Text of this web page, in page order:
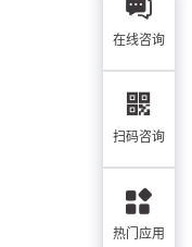
在线咨询
扫码咨询
热门应用